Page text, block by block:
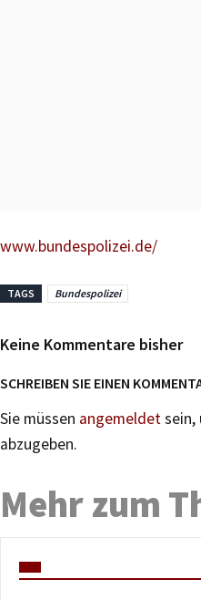
www.bundespolizei.de/
TAGS Bundespolizei
Keine Kommentare bisher
SCHREIBEN SIE EINEN
Sie müssen angemeldetsein,
abzugeben.
Mehr zum